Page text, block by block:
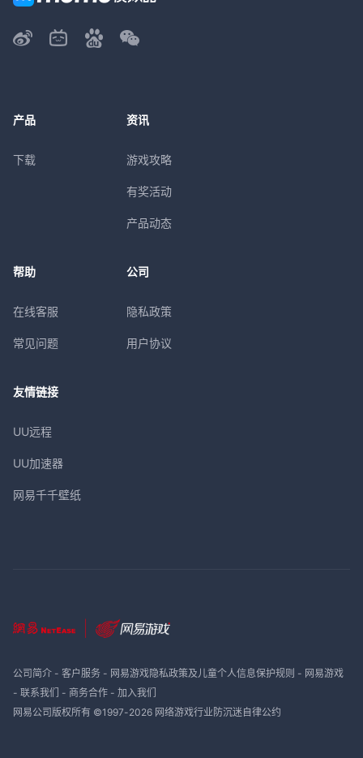
产品
下载
资讯
游戏攻略
有奖活动
产品动态
帮助
在线客服
常见问题
公司
隐私政策
用户协议
友情链接
UU远程
UU加速器
网易千千壁纸
公司简介- 客户服务- 网易游戏隐私政策及儿童个人信息保护规则 - 网易游戏
- 联系我们 - 商务合作- 加入我们
网易公司版权所有 ©1997-2026 网络游戏行业防沉迷自律公约